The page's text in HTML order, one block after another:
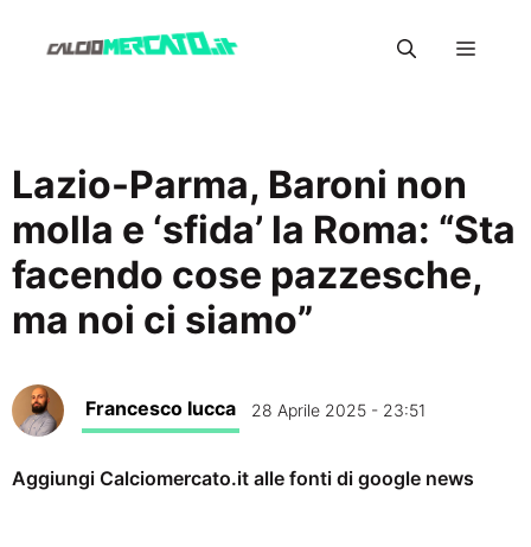
Menu
Lazio-Parma, Baroni non
molla e ‘sfida’ la Roma: “Sta
facendo cose pazzesche,
ma noi ci siamo”
Francesco Iucca 28 Aprile 2025 - 23:51
Aggiungi Calciomercato.it alle fonti di google news